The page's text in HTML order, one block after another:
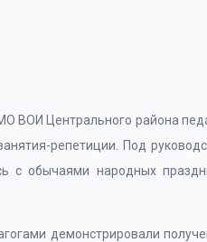
ВОИ Центрального района
репетиции. Под
с обычаями народных
демонстрировали